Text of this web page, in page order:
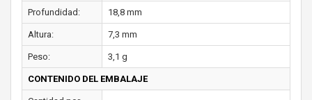
Profundidad: 18,8 mm
Altura: 7,3 mm
Peso: 3,1 g
CONTENIDO DEL EMBALAJE